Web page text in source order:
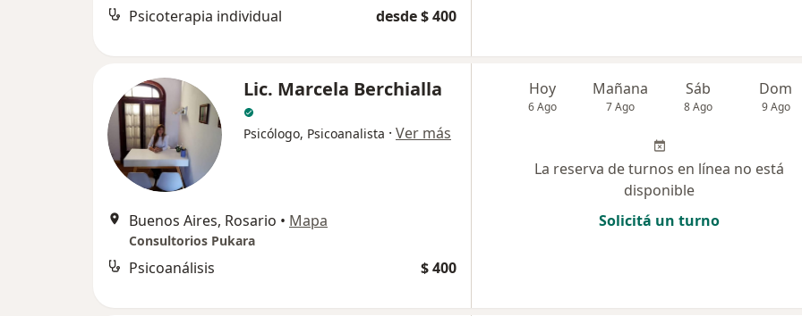
Psicoterapia individual desde $ 400
Lic. Marcela Berchialla
Psicólogo, Psicoanalista · Ver más
Buenos Aires, Rosario • Mapa
Consultorios Pukara
Psicoanálisis $ 400
Hoy
6 Ago
Mañana
7 Ago
Sáb
8 Ago
Dom
9 Ago
La reserva de turnos en línea no está
disponible
Solicitá un turno